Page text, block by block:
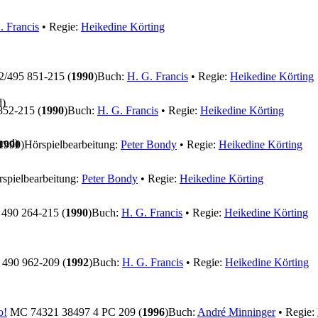
Francis • Regie: Heikedine Körting
495 851-215 (1990)Buch: H. G. Francis • Regie: Heikedine Körting
215 (1990)Buch: H. G. Francis • Regie: Heikedine Körting
)Hörspielbearbeitung: Peter Bondy • Regie: Heikedine Körting
Peter Bondy • Regie: Heikedine Körting
264-215 (1990)Buch: H. G. Francis • Regie: Heikedine Körting
962-209 (1992)Buch: H. G. Francis • Regie: Heikedine Körting
MC 74321 38497 4 PC 209 (1996)Buch: André Minninger• Regie: